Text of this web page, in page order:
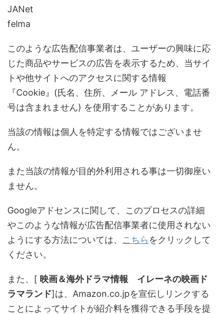
JANet
felma
このような広告配信事業者は、ユーザーの興味に応
じた商品やサービスの広告を表示するため、当サイ
トや他サイトへのアクセスに関する情報
『Cookie』(氏名、住所、メール アドレス、電話番
号は含まれません) を使用することがあります。
当該の情報は個人を特定する情報ではございませ
ん。
また当該の情報が目的外利用される事は一切御座い
ません。
Googleアドセンスに関して、このプロセスの詳細
やこのような情報が広告配信事業者に使用されない
ようにする方法については、 こちら をクリックして
ください。
また、[ 映画＆海外ドラマ情報 イレーネの映画ド
ラマランド]は、Amazon.co.jpを宣伝しリンクする
ことによってサイトが紹介料を獲得できる手段を提